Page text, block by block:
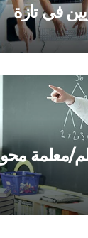
في تازة
معلمة محو